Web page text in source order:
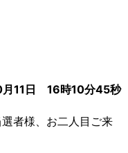
月11日 16時10分45秒
者様、お二人目ご来